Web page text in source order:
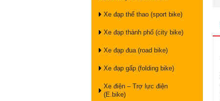
Xe đạp thể thao (sport bike)
Xe đạp thành phố (city bike)
Xe đạp đua (road bike)
Xe đạp gấp (folding bike)
Xe điện – Trợ lực điện
(E.bike)